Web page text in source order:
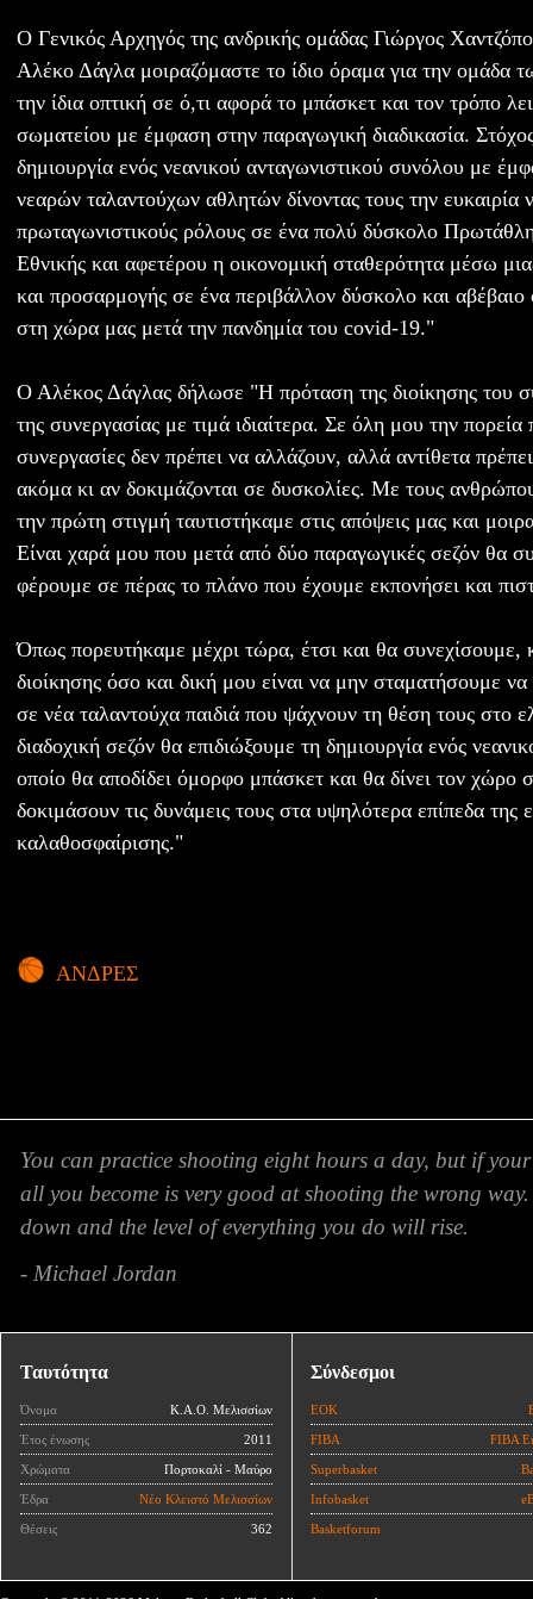
Ο Γενικός Αρχηγός της ανδρικής ομάδας Γιώργος
Αλέκο Δάγλα μοιραζόμαστε το ίδιο όραμα για την ομάδα
την ίδια οπτική σε ό,τι αφορά το μπάσκετ και τον τρόπο
σωματείου με έμφαση στην παραγωγική διαδικασία.
δημιουργία ενός νεανικού ανταγωνιστικού συνόλου με
νεαρών ταλαντούχων αθλητών δίνοντας τους την ευκαιρία
πρωταγωνιστικούς ρόλους σε ένα πολύ δύσκολο
Εθνικής και αφετέρου η οικονομική σταθερότητα μέσω
και προσαρμογής σε ένα περιβάλλον δύσκολο και
στη χώρα μας μετά την πανδημία του covid-19."
Ο Αλέκος Δάγλας δήλωσε "Η πρόταση της διοίκησης του
της συνεργασίας με τιμά ιδιαίτερα. Σε όλη μου την πορεία
συνεργασίες δεν πρέπει να αλλάζουν, αλλά αντίθετα
ακόμα κι αν δοκιμάζονται σε δυσκολίες. Με τους
την πρώτη στιγμή ταυτιστήκαμε στις απόψεις μας και
Είναι χαρά μου που μετά από δύο παραγωγικές σεζόν θα
φέρουμε σε πέρας το πλάνο που έχουμε εκπονήσει και
Όπως πορευτήκαμε μέχρι τώρα, έτσι και θα συνεχίσουμε,
διοίκησης όσο και δική μου είναι να μην σταματήσουμε να
σε νέα ταλαντούχα παιδιά που ψάχνουν τη θέση τους στο
διαδοχική σεζόν θα επιδιώξουμε τη δημιουργία ενός
οποίο θα αποδίδει όμορφο μπάσκετ και θα δίνει τον χώρο
δοκιμάσουν τις δυνάμεις τους στα υψηλότερα επίπεδα της
καλαθοσφαίρισης."
ΑΝΔΡΕΣ
You can practice shooting eight hours a day, but if
all you become is very good at shooting the wrong
down and the level of everything you do will rise.
- Michael Jordan
Ταυτότητα
Όνομα Κ.Α.Ο. Μελισσίων
Έτος ένωσης 2011
Χρώματα Πορτοκαλί - Μαύρο
Έδρα Νέο Κλειστό Μελισσίων
Θέσεις 362
Σύνδεσμοι
ΕΟΚ
FIBA FIBA
Superbasket
Infobasket
Basketforum